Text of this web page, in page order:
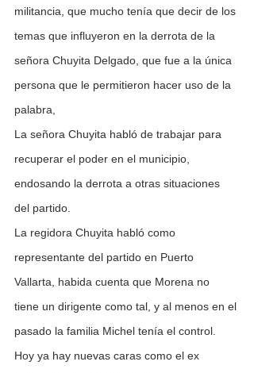
militancia, que mucho tenía que decir de los
temas que influyeron en la derrota de la
señora Chuyita Delgado, que fue a la única
persona que le permitieron hacer uso de la
palabra,
La señora Chuyita habló de trabajar para
recuperar el poder en el municipio,
endosando la derrota a otras situaciones
del partido.
La regidora Chuyita habló como
representante del partido en Puerto
Vallarta, habida cuenta que Morena no
tiene un dirigente como tal, y al menos en el
pasado la familia Michel tenía el control.
Hoy ya hay nuevas caras como el ex